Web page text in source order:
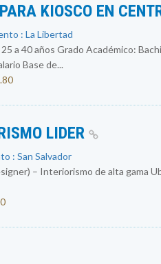
KIOSCO EN
: La Libertad
25 a 40 años Grado Académico:
Base de...
LIDER
: San Salvador
– Interiorismo de alta gama